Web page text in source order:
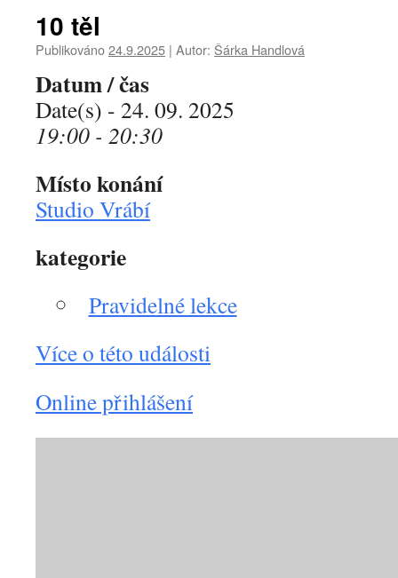
10 těl
Publikováno24.9.2025 | Autor: Šárka Handlová
Datum / čas
Date(s) - 24. 09. 2025
19:00 - 20:30
Místo konání
Studio Vrábí
kategorie
Pravidelné lekce
Více o této události
Online přihlášení